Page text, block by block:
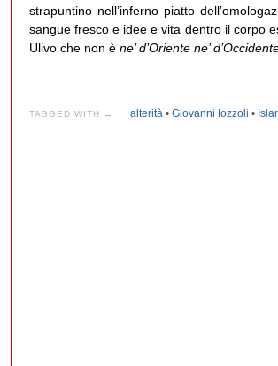
strapuntino nell’inferno piatto
sangue fresco e idee e vita dentro il corpo
Ulivo che non è ne’ d’Oriente ne’
TAGGED WITH → alterità •Giovanni Iozzoli •